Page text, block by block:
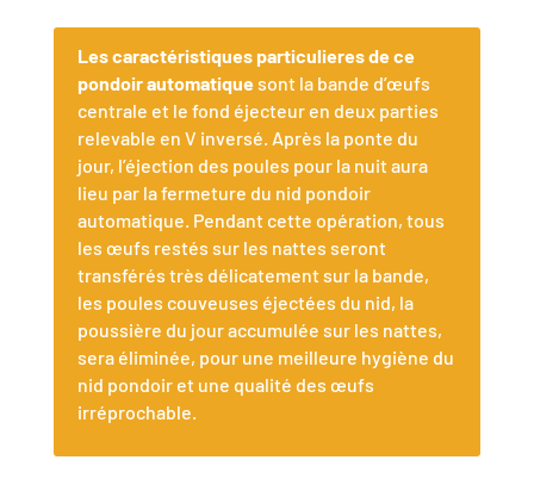
Les caractéristiques particulieres de ce
pondoir automatiquesont la bande d’œufs
centrale et le fond éjecteur en deux parties
relevable en V inversé. Après la ponte du
jour, l’éjection des poules pour la nuit aura
lieu par la fermeture du nid pondoir
automatique. Pendant cette opération, tous
les œufs restés sur les nattes seront
transférés très délicatement sur la bande,
les poules couveuses éjectées du nid, la
poussière du jour accumulée sur les nattes,
sera éliminée, pour une meilleure hygiène du
nid pondoir et une qualité des œufs
irréprochable.